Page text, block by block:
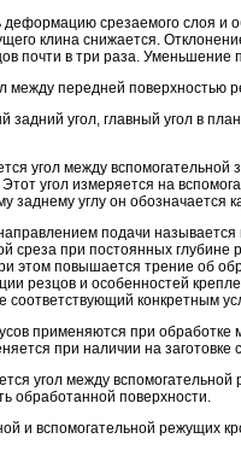
срезаемого слоя и
клина снижается.
почти в три раза. Уменьшение
между передней поверхностью
задний угол, главный угол в
угол между
угол измеряется на
заднему углу он обозначается
подачи
при постоянных
этом повышается трение об
резцов и особенностей
соответствующий конкретным
применяются при
при наличии на заготовке
угол между
обработанной поверхности.
и вспомогательной режущих